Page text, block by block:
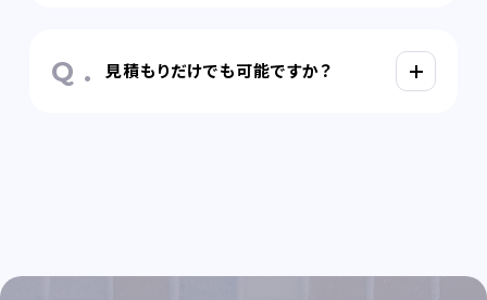
見積もりだけでも可能ですか？